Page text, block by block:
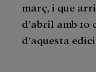
març, i que
d’abril amb
d’aquesta